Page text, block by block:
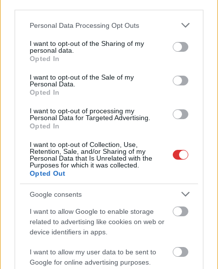
Please note that this website/app uses one or more Google
not limited to your visit or usage behaviour. You may click to
grant or deny consent to Google and its third-party tags to
use your data for below specified purposes in below Google
consent section.
Personal Data Processing Opt Outs
I want to opt-out of the Sharing of my
personal data.
Opted In
I want to opt-out of the Sale of my
Personal Data.
Opted In
I want to opt-out of processing my
Personal Data for Targeted Advertising.
Opted In
I want to opt-out of Collection, Use,
Retention, Sale, and/or Sharing of my
Personal Data that Is Unrelated with the
Purposes for which it was collected.
Opted Out
Google consents
I want to allow Google to enable storage
related to advertising like cookies on web or
device identifiers in apps.
I want to allow my user data to be sent to
Google for online advertising purposes.
Hírlevél feliratkozás
Adja meg keresztnevét:
Adja
meg e-mail címét:
Megismertem és elfogadom aGDPR-szabályzatot
Nem szeretne lemaradni semmiről? Csak egy kattintás, és hírlevelünk a
legfrissebb információkkal és exkluzív tartalmakkal hétről hétre